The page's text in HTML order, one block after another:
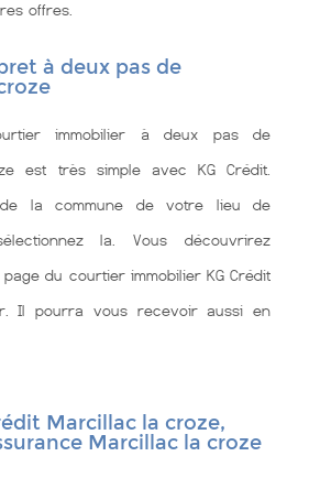
offres.
à deux pas de
immobilier à deux pas de
est très simple avec KG Crédit.
la commune de votre lieu de
la. Vous découvrirez
page du courtier immobilier KG Crédit
Il pourra vous recevoir aussi en
Marcillac la croze,
Marcillac la croze